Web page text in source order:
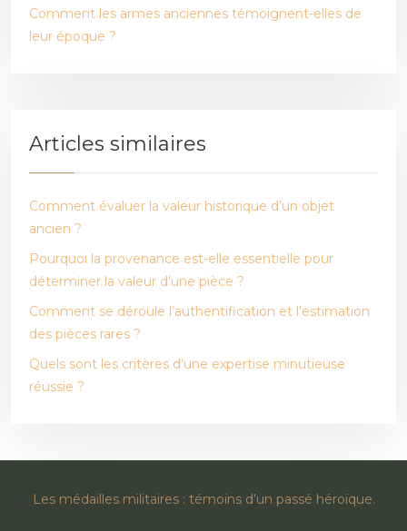
Comment les armes anciennes témoignent-elles de
leur époque ?
Articles similaires
Comment évaluer la valeur historique d’un objet
ancien ?
Pourquoi la provenance est-elle essentielle pour
déterminer la valeur d’une pièce ?
Comment se déroule l’authentification et l’estimation
des pièces rares ?
Quels sont les critères d’une expertise minutieuse
réussie ?
Les médailles militaires : témoins d’un passé héroïque.